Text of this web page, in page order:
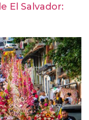
El Salvador: